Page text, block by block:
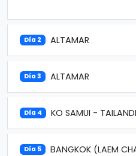
Día 2 ALTAMAR
Día 3 ALTAMAR
Día 4 KO SAMUI -
Día 5 BANGKOK (LAEM